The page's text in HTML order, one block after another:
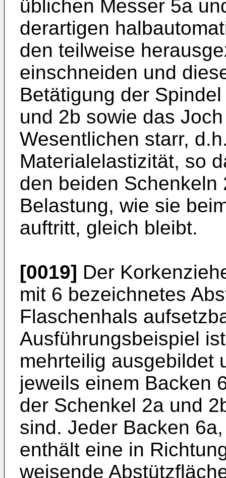
üblichen Messer 5a
derartigen
den teilweise
einschneiden und
Betätigung der
und 2b sowie das
Wesentlichen starr,
Materialelastizität, so
den beiden
Belastung, wie sie
auftritt, gleich bleibt.
[0019] Der
mit 6 bezeichnetes
Flaschenhals
Ausführungsbeispiel
mehrteilig ausgebildet
jeweils einem Backen
der Schenkel 2a und
sind. Jeder Backen
enthält eine in
weisende